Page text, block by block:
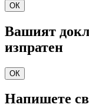
ОК
Вашият
изпратен
ОК
Напишете